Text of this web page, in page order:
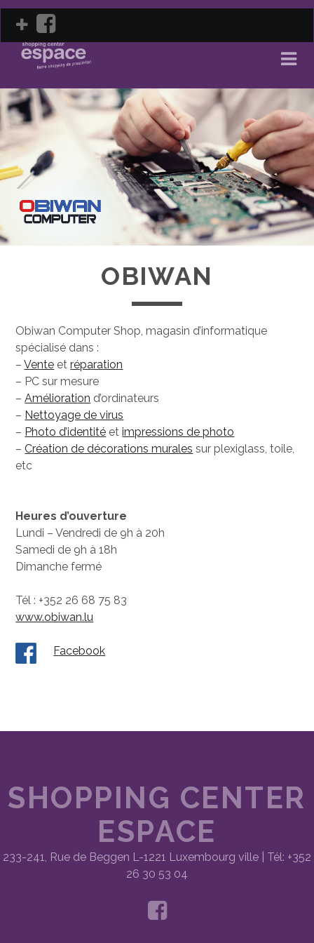
facebook
OBIWAN
Obiwan Computer Shop, magasin d’informatique
spécialisé dans :
–Vente etréparation
– PC sur mesure
–Amélioration d’ordinateurs
– Nettoyage de virus
– Photo d’identité etimpressions de photo
–Création de décorations murales sur plexiglass, toile,
etc
Heures d’ouverture
Lundi – Vendredi de 9h à 20h
Samedi de 9h à 18h
Dimanche fermé
Tél : +352 26 68 75 83
www.obiwan.lu
Facebook
SHOPPING CENTER
ESPACE
233-241, Rue de Beggen L-1221 Luxembourg ville | Tél: +352
26 30 53 04
facebook